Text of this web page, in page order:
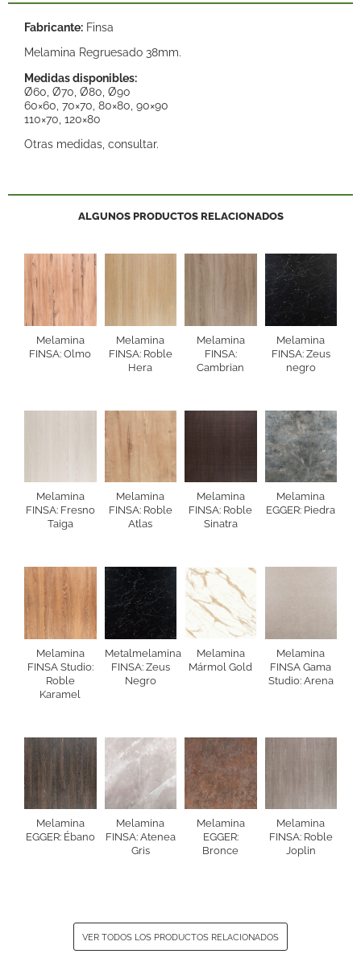
Fabricante: Finsa
Melamina Regruesado 38mm.
Medidas disponibles:
Ø60, Ø70, Ø80, Ø90
60×60, 70×70, 80×80, 90×90
110×70, 120×80
Otras medidas, consultar.
ALGUNOS PRODUCTOS RELACIONADOS
Melamina
FINSA: Olmo
Melamina
FINSA: Roble
Hera
Melamina
FINSA:
Cambrian
Melamina
FINSA: Zeus
negro
Melamina
FINSA: Fresno
Taiga
Melamina
FINSA: Roble
Atlas
Melamina
FINSA: Roble
Sinatra
Melamina
EGGER: Piedra
Melamina
FINSA Studio:
Roble
Karamel
Metalmelamina
FINSA: Zeus
Negro
Melamina
Mármol Gold
Melamina
FINSA Gama
Studio: Arena
Melamina
EGGER: Ébano
Melamina
FINSA: Atenea
Gris
Melamina
EGGER:
Bronce
Melamina
FINSA: Roble
Joplin
VER TODOS LOS PRODUCTOS RELACIONADOS